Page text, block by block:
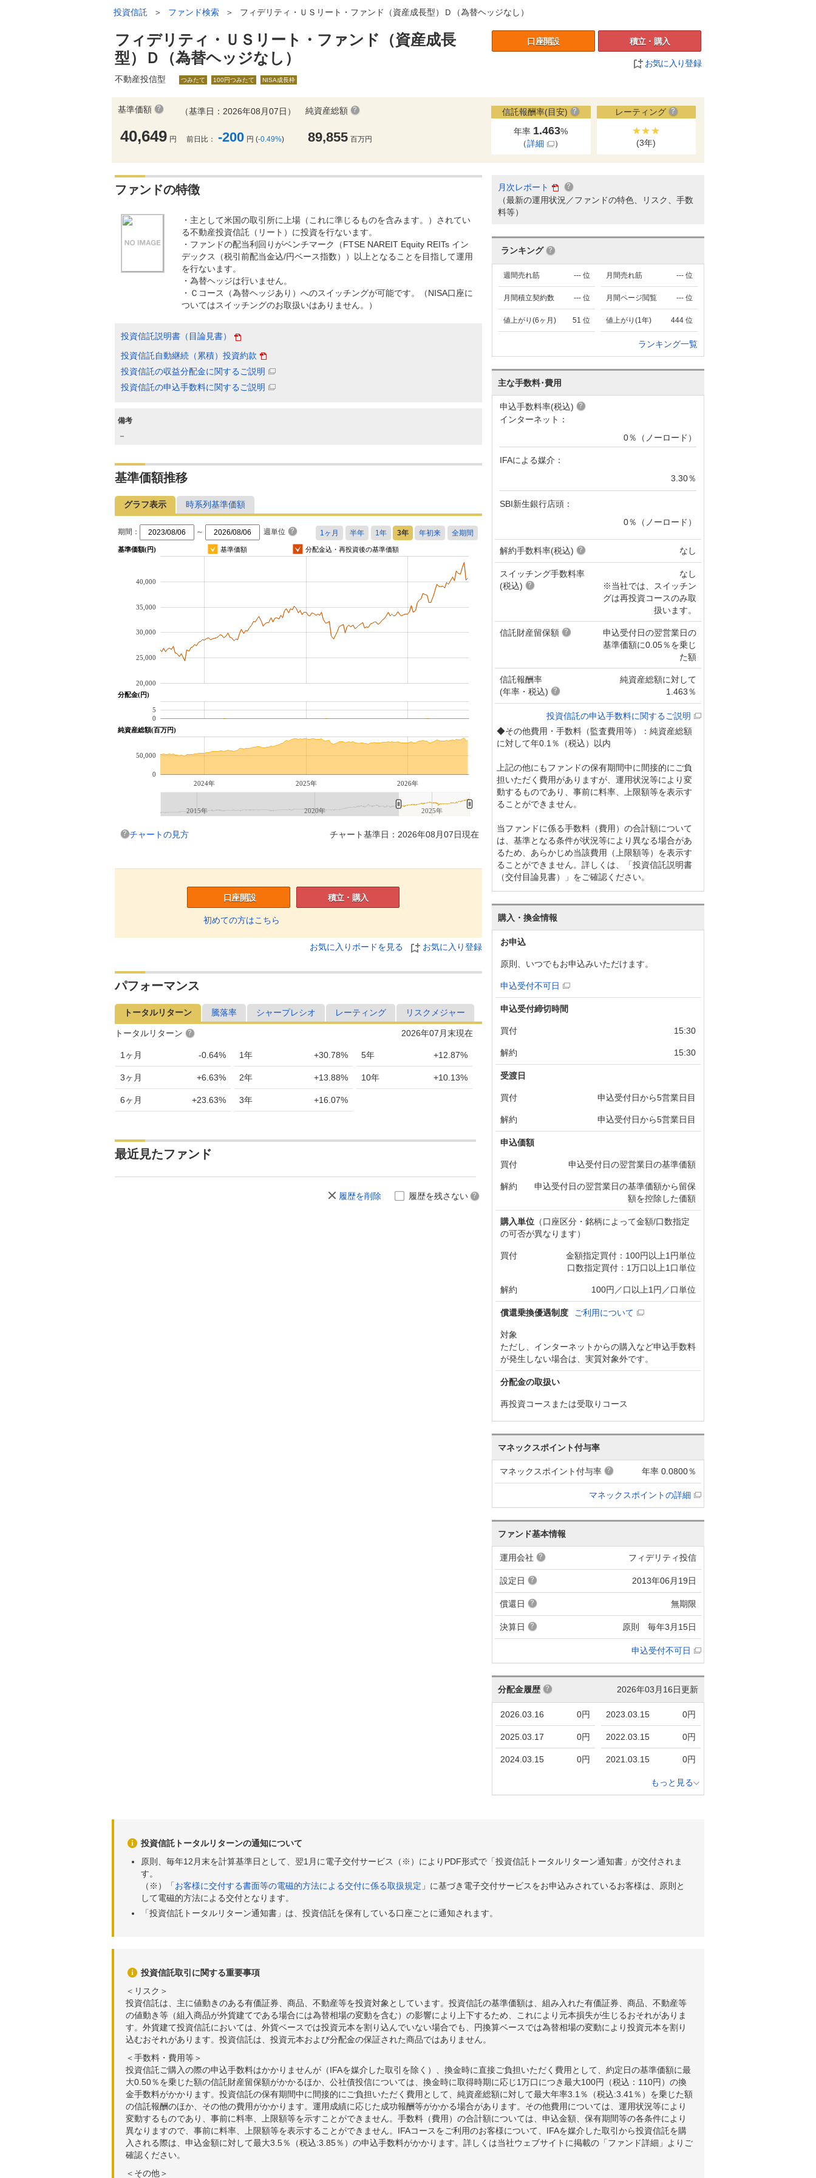
投資信託 ＞ ファンド検索 ＞ フィデリティ・ＵＳリート・ファンド（資産成長型）Ｄ（為替ヘッジなし）
フィデリティ・ＵＳリート・ファンド（資産成長
型）Ｄ（為替ヘッジなし）
口座開設 積立・購入
お気に入り登録
不動産投信型
つみたて 100円つみたて NISA成長枠
基準価額
40,649 円
（基準日：2026年08月07日）
前日比： -200 円 (-0.49%)
純資産総額
89,855 百万円
信託報酬率(目安)
年率 1.463%
（詳細 ）
レーティング
★★★
(3年)
ファンドの特徴
・主として米国の取引所に上場（これに準じるものを含みます。）されてい
る不動産投資信託（リート）に投資を行ないます。
・ファンドの配当利回りがベンチマーク（FTSE NAREIT Equity REITs イン
デックス（税引前配当金込/円ベース指数））以上となることを目指して運用
を行ないます。
・為替ヘッジは行いません。
・Ｃコース（為替ヘッジあり）へのスイッチングが可能です。（NISA口座に
ついてはスイッチングのお取扱いはありません。）
投資信託説明書（目論見書）
投資信託自動継続（累積）投資約款
投資信託の収益分配金に関するご説明
投資信託の申込手数料に関するご説明
備考
－
基準価額推移
グラフ表示 時系列基準価額
期間： ～ 週単位
基準価額(円) 基準価額 分配金込・再投資後の基準価額
20,000
25,000
30,000
35,000
40,000
分配金(円)
0
5
純資産総額(百万円)
2024年 2025年 2026年
0
50,000
2015年 2020年 2025年
チャートの見方 チャート基準日：2026年08月07日現在
口座開設
初めての方はこちら
積立・購入
お気に入りボードを見る お気に入り登録
パフォーマンス
トータルリターン 騰落率 シャープレシオ レーティング リスクメジャー
2026年07月末現在
トータルリターン
1ヶ月 -0.64%
3ヶ月 +6.63%
6ヶ月 +23.63%
1年 +30.78%
2年 +13.88%
3年 +16.07%
5年 +12.87%
10年 +10.13%
最近見たファンド
履歴を削除 履歴を残さない
月次レポート
（最新の運用状況／ファンドの特色、リスク、手数
料等）
ランキング
--- 位
週間売れ筋 --- 位
月間売れ筋
--- 位
月間積立契約数 --- 位
月間ページ閲覧
51 位
値上がり(6ヶ月) 444 位
値上がり(1年)
ランキング一覧
主な手数料･費用
申込手数料率(税込)
インターネット：
0％（ノーロード）
IFAによる媒介：
3.30％
SBI新生銀行店頭：
0％（ノーロード）
解約手数料率(税込) なし
スイッチング手数料率
(税込)
なし
※当社では、スイッチン
グは再投資コースのみ取
扱います。
信託財産留保額
申込受付日の翌営業日の
基準価額に0.05％を乗じ
た額
信託報酬率
(年率・税込)
純資産総額に対して
1.463％
投資信託の申込手数料に関するご説明
◆その他費用・手数料（監査費用等）：純資産総額
に対して年0.1％（税込）以内
上記の他にもファンドの保有期間中に間接的にご負
担いただく費用がありますが、運用状況等により変
動するものであり、事前に料率、上限額等を表示す
ることができません。
当ファンドに係る手数料（費用）の合計額について
は、基準となる条件が状況等により異なる場合があ
るため、あらかじめ当該費用（上限額等）を表示す
ることができません。詳しくは、「投資信託説明書
（交付目論見書）」をご確認ください。
購入・換金情報
お申込
原則、いつでもお申込みいただけます。
申込受付不可日
申込受付締切時間
買付 15:30
解約 15:30
受渡日
買付 申込受付日から5営業日目
解約 申込受付日から5営業日目
申込価額
買付 申込受付日の翌営業日の基準価額
解約
申込受付日の翌営業日の基準価額から留保
額を控除した価額
購入単位 （口座区分・銘柄によって金額/口数指定
の可否が異なります）
買付
金額指定買付：100円以上1円単位
口数指定買付：1万口以上1口単位
解約 100円／口以上1円／口単位
償還乗換優遇制度 ご利用について
対象
ただし、インターネットからの購入など申込手数料
が発生しない場合は、実質対象外です。
分配金の取扱い
再投資コースまたは受取りコース
マネックスポイント付与率
マネックスポイント付与率 年率 0.0800％
マネックスポイントの詳細
ファンド基本情報
運用会社 フィデリティ投信
設定日 2013年06月19日
償還日 無期限
決算日 原則 毎年3月15日
申込受付不可日
2026年03月16日更新
分配金履歴
2026.03.16 0円
2025.03.17 0円
2024.03.15 0円
2023.03.15 0円
2022.03.15 0円
2021.03.15 0円
もっと見る
投資信託トータルリターンの通知について
原則、毎年12月末を計算基準日として、翌1月に電子交付サービス（※）によりPDF形式で「投資信託トータルリターン通知書」が交付されま
す。
（※）「お客様に交付する書面等の電磁的方法による交付に係る取扱規定 」に基づき電子交付サービスをお申込みされているお客様は、原則と
して電磁的方法による交付となります。
「投資信託トータルリターン通知書」は、投資信託を保有している口座ごとに通知されます。
投資信託取引に関する重要事項
＜リスク＞
投資信託は、主に値動きのある有価証券、商品、不動産等を投資対象としています。投資信託の基準価額は、組み入れた有価証券、商品、不動産等
の値動き等（組入商品が外貨建てである場合には為替相場の変動を含む）の影響により上下するため、これにより元本損失が生じるおそれがありま
す。外貨建て投資信託においては、外貨ベースでは投資元本を割り込んでいない場合でも、円換算ベースでは為替相場の変動により投資元本を割り
込むおそれがあります。投資信託は、投資元本および分配金の保証された商品ではありません。
＜手数料・費用等＞
投資信託ご購入の際の申込手数料はかかりませんが（IFAを媒介した取引を除く）、換金時に直接ご負担いただく費用として、約定日の基準価額に最
大0.50％を乗じた額の信託財産留保額がかかるほか、公社債投信については、換金時に取得時期に応じ1万口につき最大100円（税込：110円）の換
金手数料がかかります。投資信託の保有期間中に間接的にご負担いただく費用として、純資産総額に対して最大年率3.1％（税込:3.41％）を乗じた額
の信託報酬のほか、その他の費用がかかります。運用成績に応じた成功報酬等がかかる場合があります。その他費用については、運用状況等により
変動するものであり、事前に料率、上限額等を示すことができません。手数料（費用）の合計額については、申込金額、保有期間等の各条件により
異なりますので、事前に料率、上限額等を表示することができません。IFAコースをご利用のお客様について、IFAを媒介した取引から投資信託を購
入される際は、申込金額に対して最大3.5％（税込:3.85％）の申込手数料がかかります。詳しくは当社ウェブサイトに掲載の「ファンド詳細」よりご
確認ください。
＜その他＞